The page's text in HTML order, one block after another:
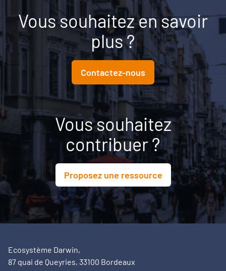
Vous souhaitez en savoir
plus ?
Contactez-nous
Vous souhaitez
contribuer ?
Proposez une ressource
Ecosystème Darwin,
87 quai de Queyries, 33100 Bordeaux